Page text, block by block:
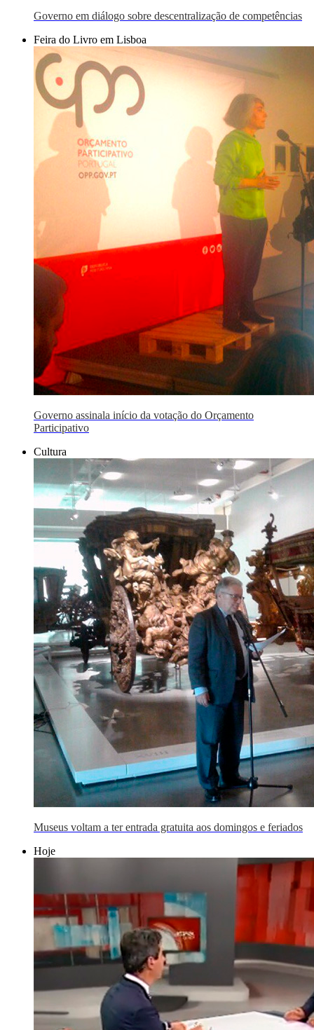
Governo em diálogo sobre descentralização de competências
Feira do Livro em Lisboa
Governo assinala início da votação do Orçamento
Participativo
Cultura
Museus voltam a ter entrada gratuita aos domingos e feriados
Hoje